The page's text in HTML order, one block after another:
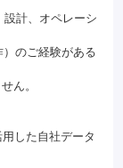
設計、オペレーシ
のご経験がある
ん。
した自社データ